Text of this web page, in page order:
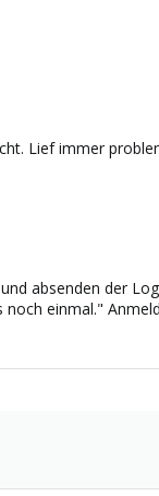
Lief immer
absenden der
einmal."